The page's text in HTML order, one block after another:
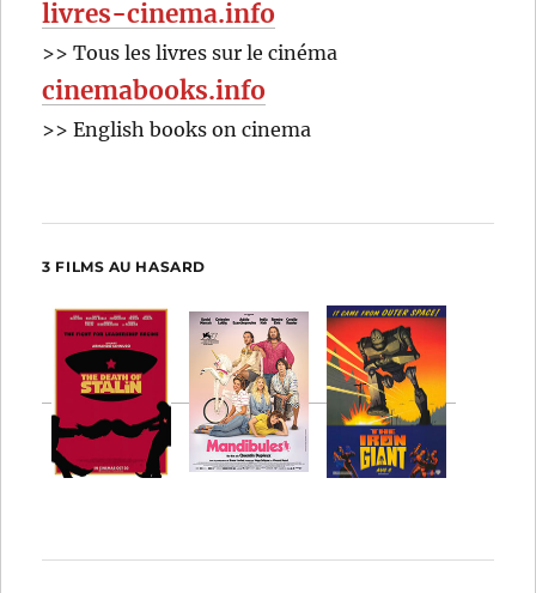
(2014)
de
Bill
Pohlad
livres-cinema.info
>> Tous les livres sur le cinéma
cinemabooks.info
>> English books on cinema
3 FILMS AU HASARD